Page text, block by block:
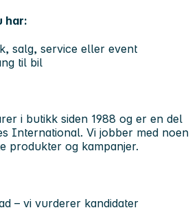
har:
salg, service eller event
til bil
i butikk siden 1988 og er en del
International. Vi jobber med noen
produkter og kampanjer.
– vi vurderer kandidater